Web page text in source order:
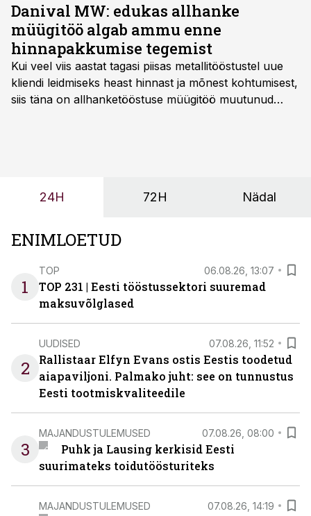
Danival MW: edukas allhanke
müügitöö algab ammu enne
hinnapakkumise tegemist
Kui veel viis aastat tagasi piisas metallitööstustel uue
kliendi leidmiseks heast hinnast ja mõnest kohtumisest,
siis täna on allhanketööstuse müügitöö muutunud
24H 72H Nädal
ENIMLOETUD
1
TOP 06.08.26, 13:07
TOP 231 | Eesti tööstussektori suuremad
maksuvõlglased
2
UUDISED 07.08.26, 11:52
Rallistaar Elfyn Evans ostis Eestis toodetud
aiapaviljoni. Palmako juht: see on tunnustus
Eesti tootmiskvaliteedile
3
MAJANDUSTULEMUSED 07.08.26, 08:00
Puhk ja Lausing kerkisid Eesti
suurimateks toidutöösturiteks
MAJANDUSTULEMUSED 07.08.26, 14:19